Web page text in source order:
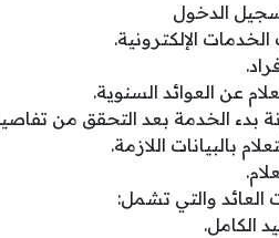
الدخول
الإلكترونية.
عن العوائد السنوية.
بدء الخدمة بعد التحقق من
بالبيانات اللازمة.
العائد والتي تشمل:
الكامل.